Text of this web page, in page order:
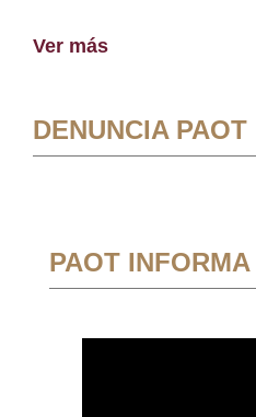
Ver más
DENUNCIA PAOT
PAOT INFORMA